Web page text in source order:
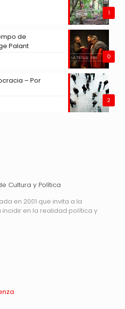
1
0
de
Palant
2
– Por
Cultura y Política
en 2001 que invita a la
incidir en la realidad política y